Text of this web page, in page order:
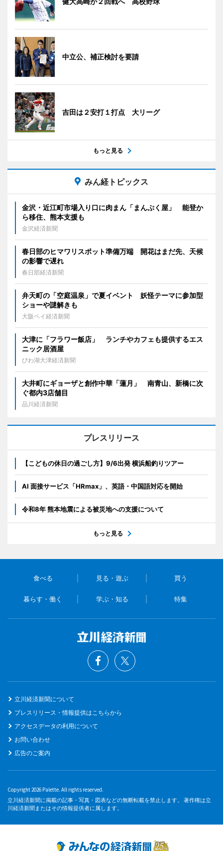
中立公、補正検討を要請
吉田は２安打１打点 大リーグ
もっと見る
みん経トピックス
金沢・近江町市場入り口に肉まん「まんぷく屋」 能登か
ら移住、熊本支援も
金沢経済新聞
春日部のヒマワリスポット準備万端 開花はまだ先、天候
の影響で遅れ
春日部経済新聞
弁天町の「空庭温泉」で夏イベント 妖怪テーマに参加型
ショーや謎解きも
大阪ベイ経済新聞
大津に「フラワー飯店」 ランチやカフェも提供するエス
ニック居酒屋
びわ湖大津経済新聞
大井町にギョーザと創作中華「蓮月」 南青山、新橋に次
ぐ都内3店舗目
品川経済新聞
プレスリリース
【こどもの休日の過ごし方】9/6出発 横浜船釣りツアー
AI 面接サービス「HRmax」、英語・中国語対応を開始
令和8年 熊本地震による被災地への支援について
もっと見る
食べる 見る・遊ぶ 買う
暮らす・働く 学ぶ・知る 特集
立川経済新聞について
プレスリリース・情報提供はこちらから
アクセスデータの利用について
お問い合わせ
広告のご案内
Copyright 2026 Palette. All rights reserved.
立川経済新聞に掲載の記事・写真・図表などの無断転載を禁止します。 著作権は立
川経済新聞またはその情報提供者に属します。